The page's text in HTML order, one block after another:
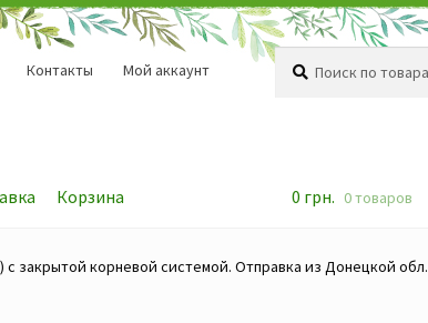
Контакты Мой аккаунт
Искать:
Поиск
Корзина 0 грн. 0 товаров
закрытой корневой системой. Отправка из Донецкой обл.